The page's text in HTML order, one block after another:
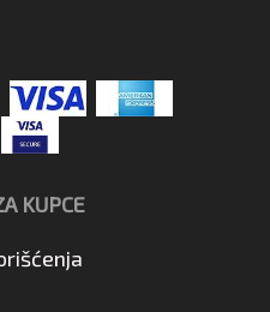
KUPCE